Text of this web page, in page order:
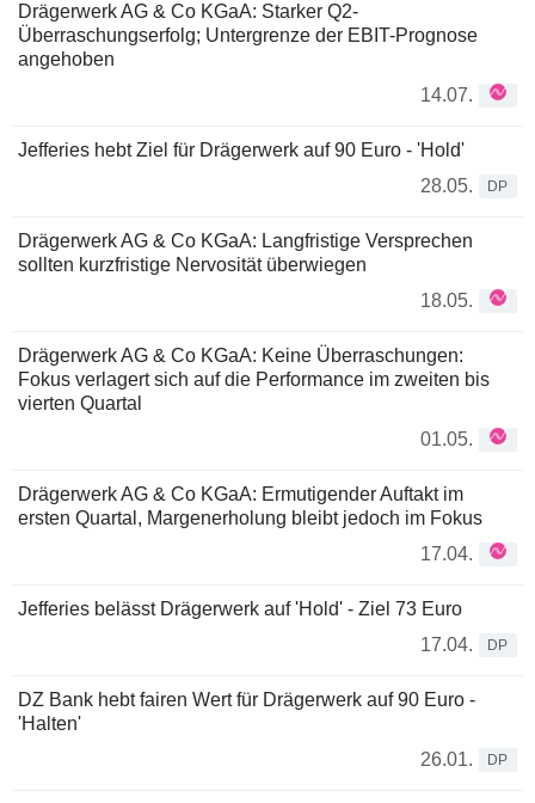
Drägerwerk AG & Co KGaA: Starker Q2-
Überraschungserfolg; Untergrenze der EBIT-Prognose
angehoben
14.07.
Jefferies hebt Ziel für Drägerwerk auf 90 Euro - 'Hold'
28.05.
DP
Drägerwerk AG & Co KGaA: Langfristige Versprechen
sollten kurzfristige Nervosität überwiegen
18.05.
Drägerwerk AG & Co KGaA: Keine Überraschungen:
Fokus verlagert sich auf die Performance im zweiten bis
vierten Quartal
01.05.
Drägerwerk AG & Co KGaA: Ermutigender Auftakt im
ersten Quartal, Margenerholung bleibt jedoch im Fokus
17.04.
Jefferies belässt Drägerwerk auf 'Hold' - Ziel 73 Euro
17.04.
DP
DZ Bank hebt fairen Wert für Drägerwerk auf 90 Euro -
'Halten'
26.01.
DP